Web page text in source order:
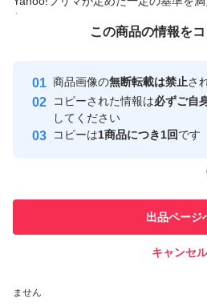
付与しています
安心取引出品者
心・
取引実績
引
での
ません
この商品の情報を
商品画像の無断転載は禁止さ
コピーされた情報は必ずご自
してください
コピーは1商品につき1回です
出品ページ
キャンセル
この商品をみている人にオススメ